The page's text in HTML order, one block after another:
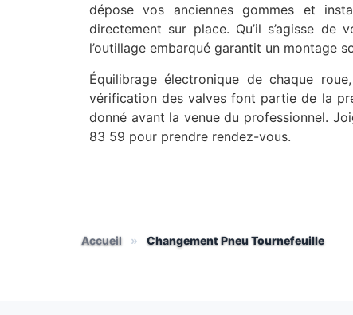
dépose vos anciennes gommes et
directement sur place. Qu’il s’agisse de
l’outillage embarqué garantit un montage
Équilibrage électronique de chaque
vérification des valves font partie de la
donné avant la venue du professionnel.
83 59 pour prendre rendez-vous.
Accueil » Changement Pneu Tournefeuille